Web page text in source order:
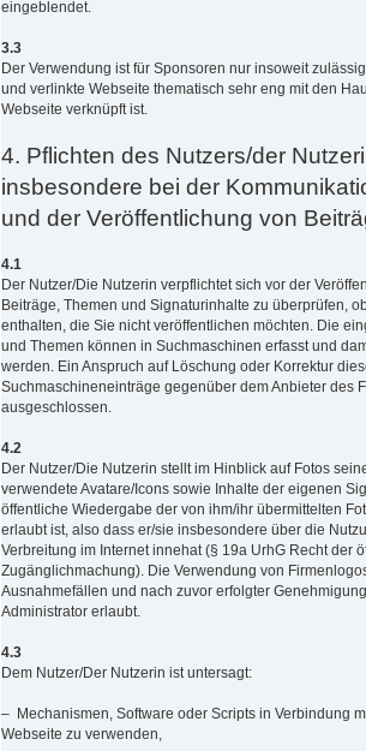
eingeblendet.
3.3
Der Verwendung ist für Sponsoren nur insoweit
und verlinkte Webseite thematisch sehr eng mit den
Webseite verknüpft ist.
4. Pflichten des Nutzers/der
insbesondere bei der
und der Veröffentlichung von
4.1
Der Nutzer/Die Nutzerin verpflichtet sich vor der
Beiträge, Themen und Signaturinhalte zu überprüfen,
enthalten, die Sie nicht veröffentlichen möchten. Die
und Themen können in Suchmaschinen erfasst und
werden. Ein Anspruch auf Löschung oder Korrektur
Suchmaschineneinträge gegenüber dem Anbieter des
ausgeschlossen.
4.2
Der Nutzer/Die Nutzerin stellt im Hinblick auf Fotos
verwendete Avatare/Icons sowie Inhalte der eigenen
öffentliche Wiedergabe der von ihm/ihr übermittelten
erlaubt ist, also dass er/sie insbesondere über die
Verbreitung im Internet innehat (§ 19a UrhG Recht der
Zugänglichmachung). Die Verwendung von
Ausnahmefällen und nach zuvor erfolgter
Administrator erlaubt.
4.3
Dem Nutzer/Der Nutzerin ist untersagt:
– Mechanismen, Software oder Scripts in Verbindung
Webseite zu verwenden,